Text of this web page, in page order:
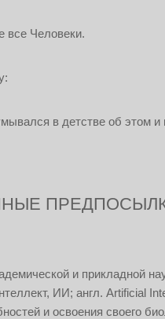
Человеки.
в детстве об этом и
и прикладной
ИИ; англ. Artificial
и освоения своего